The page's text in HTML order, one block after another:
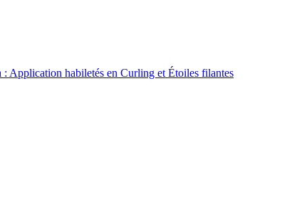
: Application habiletés en Curling et Étoiles filantes